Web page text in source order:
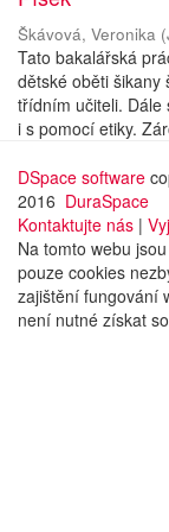
Škávová, Veronika (
Tato bakalářská
dětské oběti šikany
třídním učiteli. Dále
i s pomocí etiky.
DSpace software
2016 DuraSpace
Kontaktujte nás |
Na tomto webu
pouze cookies
zajištění fungování
není nutné získat